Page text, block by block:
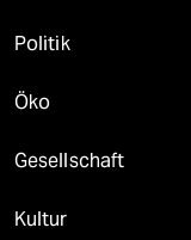
Politik
Öko
Gesellschaft
Kultur